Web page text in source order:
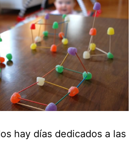
hay días dedicados a las